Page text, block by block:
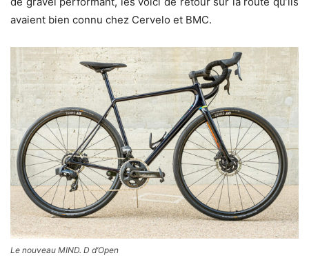
avaient bien connu chez Cervelo et BMC.
Le nouveau MIND. D d’Open